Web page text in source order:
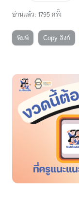
อ่านแล้ว: 1795 ครั้ง
พิมพ์ Copy ลิงก์